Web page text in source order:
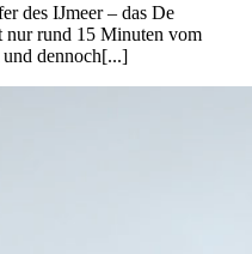
des IJmeer – das De
nur rund 15 Minuten vom
dennoch[...]